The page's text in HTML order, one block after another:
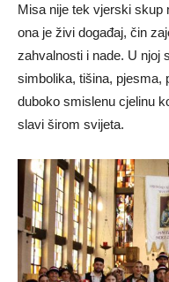
Misa nije tek vjerski skup
ona je živi događaj, čin
zahvalnosti i nade. U njoj
simbolika, tišina, pjesma,
duboko smislenu cjelinu
slavi širom svijeta.